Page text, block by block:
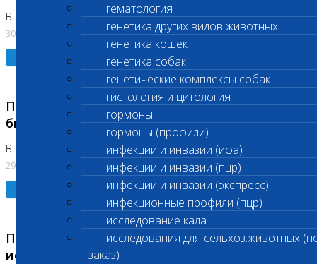
гематология
генетика других видов животных
генетика кошек
генетика собак
генетические комплексы собак
гистология и цитология
гормоны
гормоны (профили)
инфекции и инвазии (ифа)
инфекции и инвазии (пцр)
инфекции и инвазии (экспресс)
инфекционные профили (пцр)
исследование кала
исследования для сельхоз.животных
заказ)
В Сколково. Код (123,309,310)
30.07.2026
Подробнее
Приостановлено выполнение срочных
биохимических исследований
В Бутово 29.07.26
29.07.2026
Подробнее
Приостановлено выполнение биохимических
исследований